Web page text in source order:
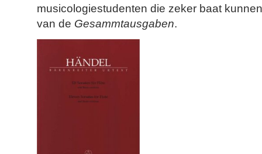
musicologiestudenten die zeker baat
van de Gesammtausgaben.